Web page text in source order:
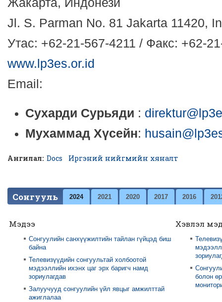
Жакарта, Индонези
Jl. S. Parman No. 81 Jakarta 11420,
Утас: +62-21-567-4211 / Факс: +62-
www.lp3es.or.id
Email:
Сухарди Сурьяди :
Мухаммад Хүсейн:
Ангилал: Docs Иргэний нийгмийн хяналт
Сонгууль 2024 2021 2020 2017 2016
Мэдээ
Сонгуулийн санхүүжилтийн тайлан гүйцэд биш
байна
Телевизүүдийн сонгуультай холбоотой
мэдээллийн ихэнх цаг эрх баригч намд
зориулагдав
Залуучууд сонгуулийн үйл явцыг амжилттай
ажиглалаа
Хэвлэл
болон